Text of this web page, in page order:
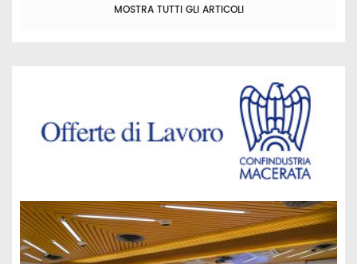
MOSTRA TUTTI GLI ARTICOLI